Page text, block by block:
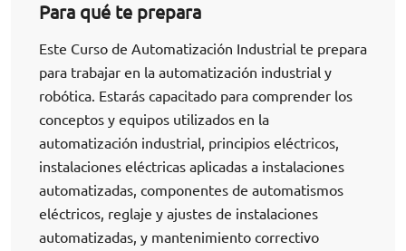
Para qué te prepara
Este Curso de Automatización Industrial te prepara
para trabajar en la automatización industrial y
robótica. Estarás capacitado para comprender los
conceptos y equipos utilizados en la
automatización industrial, principios eléctricos,
instalaciones eléctricas aplicadas a instalaciones
automatizadas, componentes de automatismos
eléctricos, reglaje y ajustes de instalaciones
automatizadas, y mantenimiento correctivo